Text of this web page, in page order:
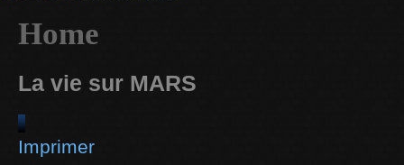
Home
La vie sur MARS
Imprimer